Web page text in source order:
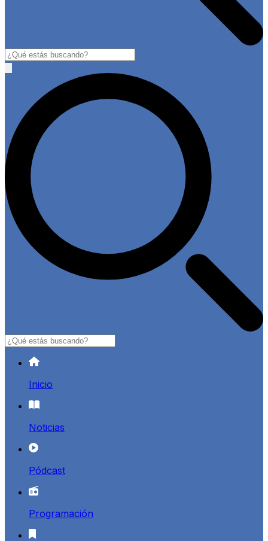
Inicio
Noticias
Pódcast
Programación